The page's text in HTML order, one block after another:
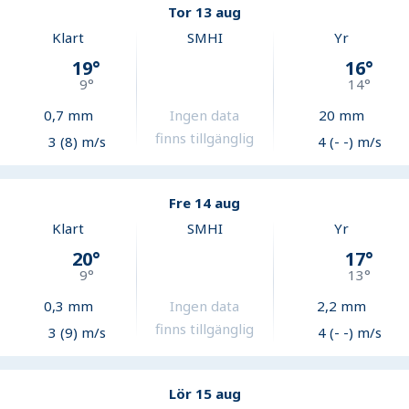
Tor 13 aug
Klart
19°
9°
0,7 mm
3 (8) m/s
SMHI
Ingen data
finns tillgänglig
Yr
16°
14°
20 mm
4 (- -) m/s
Fre 14 aug
Klart
20°
9°
0,3 mm
3 (9) m/s
SMHI
Ingen data
finns tillgänglig
Yr
17°
13°
2,2 mm
4 (- -) m/s
Lör 15 aug